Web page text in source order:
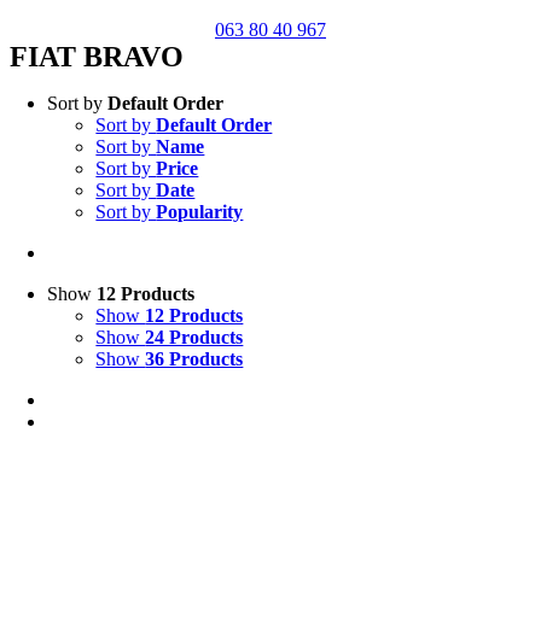
063 80 40 967
FIAT BRAVO
Sort byDefault Order
Sort byDefault Order
Sort byName
Sort byPrice
Sort byDate
Sort byPopularity
Show 12 Products
Show 12 Products
Show24 Products
Show36 Products